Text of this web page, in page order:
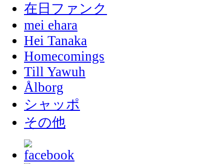
在日ファンク
mei ehara
Hei Tanaka
Homecomings
Till Yawuh
Ålborg
シャッポ
その他